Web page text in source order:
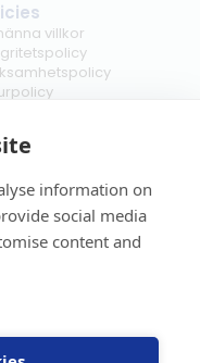
information on
social media
content and
villkor